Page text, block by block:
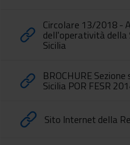
Circolare 13/2018 -
dell'operatività della
Sicilia
BROCHURE
Sicilia POR FESR
Sito Internet della